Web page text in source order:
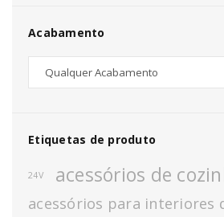
Acabamento
Etiquetas de produto
24V acessórios de
acessórios para interiores